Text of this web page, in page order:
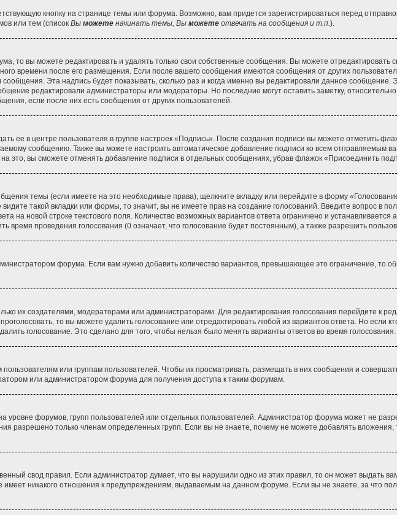
кнопку на странице темы или форума. Возможно, вам придется зарегистрироваться перед
или тем (список Вы можете начинать темы, Вы можете отвечать на сообщения и т.п.).
то вы можете редактировать и удалять только свои собственные сообщения. Вы можете отредактировать
времени после его размещения. Если после вашего сообщения имеются сообщения от других
Эта надпись будет показывать, сколько раз и когда именно вы редактировали данное сообщение.
редактировали администраторы или модераторы. Но последние могут оставить заметку,
если после них есть сообщения от других пользователей.
ее в центре пользователя в группе настроек «Подпись». После создания подписи вы можете отметить
сообщению. Также вы можете настроить автоматическое добавление подписи ко всем отправляемым
это, вы сможете отменять добавление подписи в отдельных сообщениях, убрав флажок «Присоединить
темы (если имеете на это необходимые права), щелкните вкладку или перейдите в форму
такой вкладки или формы, то значит, вы не имеете прав на создание голосований. Введите вопрос в
на новой строке текстового поля. Количество возможных вариантов ответа ограничено и
время проведения голосования (0 означает, что голосование будет постоянным), а также разрешить
форума. Если вам нужно добавить количество вариантов, превышающее это ограничение, то
их создателями, модераторами или администраторами. Для редактирования голосования перейдите к
то вы можете удалить голосование или отредактировать любой из вариантов ответа. Но если
голосование. Это сделано для того, чтобы нельзя было менять варианты ответов во время голосования.
или группам пользователей. Чтобы их просматривать, размещать в них сообщения и
или администратором форума для получения доступа к таким форумам.
уровне форумов, групп пользователей или отдельных пользователей. Администратор форума может не
разрешено только членам определенных групп. Если вы не знаете, почему не можете добавлять вложения,
свод правил. Если администратор думает, что вы нарушили одно из этих правил, то он может выдать
никакого отношения к предупреждениям, выдаваемым на данном форуме. Если вы не знаете, за что